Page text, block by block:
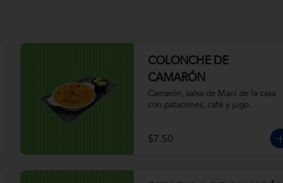
COLONCHE DE
CAMARÓN
Camarón, salsa de Maní de la casa
con patacones, café y jugo.
$7.50